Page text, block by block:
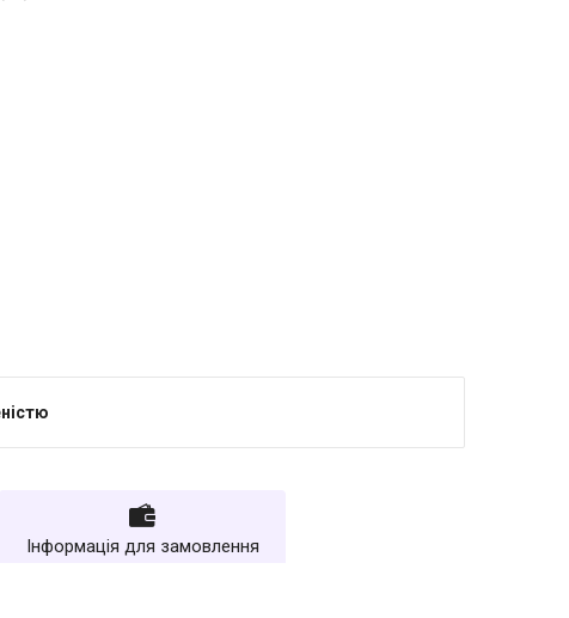
Інформація для замовлення